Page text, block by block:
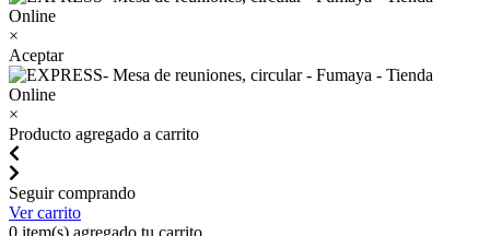
×
Aceptar
×
Producto agregado a carrito
Seguir comprando
Ver carrito
0 item(s) agregado tu carrito